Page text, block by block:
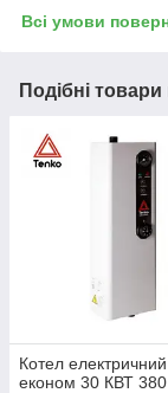
Всі умови
Подібні товари
Котел
економ 30 КВТ